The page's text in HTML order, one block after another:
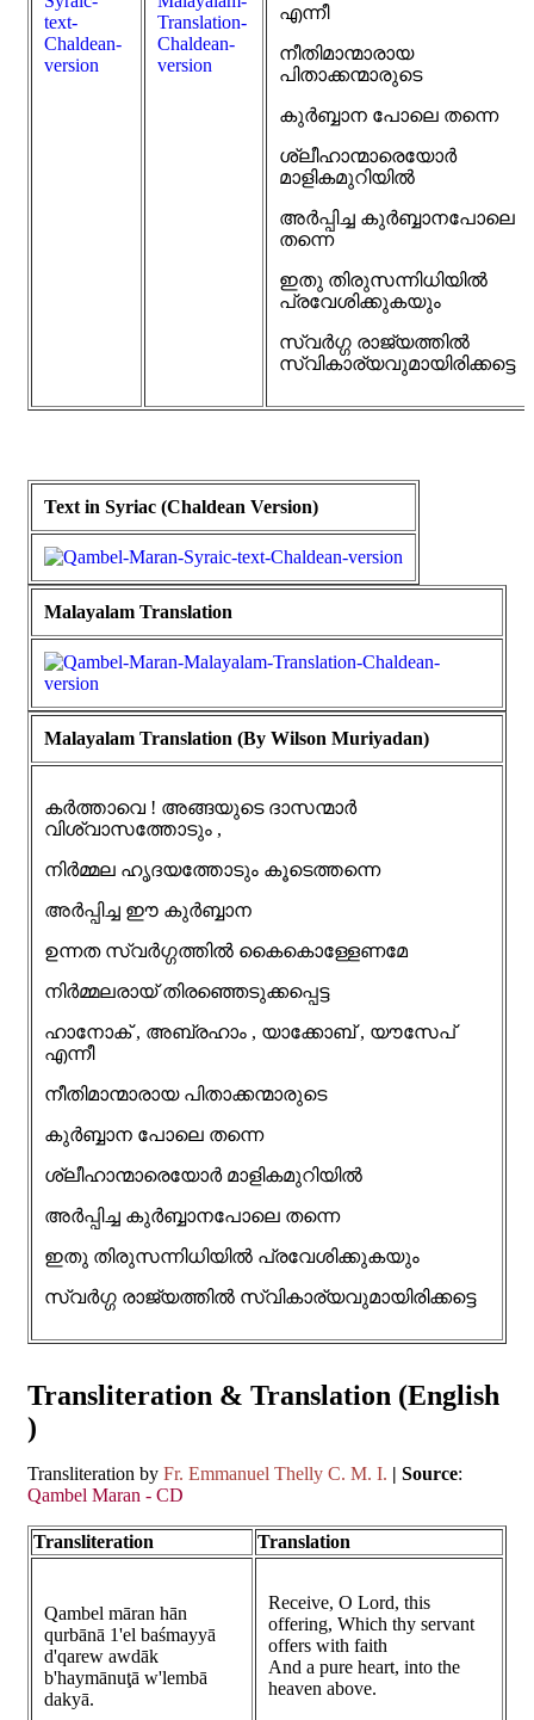
എന്നീ
നീതിമാന്മാരായ
പിതാക്കന്മാരുടെ
കുർബ്ബാന പോലെ തന്നെ
ശ്ലീഹാന്മാരെയോർ
മാളികമുറിയിൽ
അർപ്പിച്ച കുർബ്ബാനപോലെ
തന്നെ
ഇതു തിരുസന്നിധിയിൽ
പ്രവേശിക്കുകയും
സ്വർഗ്ഗ രാജ്യത്തിൽ
സ്വികാര്യവുമായിരിക്കട്ടെ
Text in Syriac (Chaldean Version)
Malayalam Translation
Malayalam Translation (By Wilson Muriyadan)
കർത്താവെ ! അങ്ങയുടെ ദാസന്മാർ
വിശ്വാസത്തോടും ,
നിർമ്മല ഹൃദയത്തോടും കൂടെത്തന്നെ
അർപ്പിച്ച ഈ കുർബ്ബാന
ഉന്നത സ്വർഗ്ഗത്തിൽ കൈകൊള്ളേണമേ
നിർമ്മലരായ് തിരഞ്ഞെടുക്കപ്പെട്ട
ഹാനോക് , അബ്രഹാം , യാക്കോബ് , യൗസേപ്
എന്നീ
നീതിമാന്മാരായ പിതാക്കന്മാരുടെ
കുർബ്ബാന പോലെ തന്നെ
ശ്ലീഹാന്മാരെയോർ മാളികമുറിയിൽ
അർപ്പിച്ച കുർബ്ബാനപോലെ തന്നെ
ഇതു തിരുസന്നിധിയിൽ പ്രവേശിക്കുകയും
സ്വർഗ്ഗ രാജ്യത്തിൽ സ്വികാര്യവുമായിരിക്കട്ടെ
Transliteration & Translation (English
)
Transliteration by Fr. Emmanuel Thelly C. M. I. | Source:
Qambel Maran - CD
Transliteration Translation
Qambel māran hān
qurbānā 1'el baśmayyā
d'qarew awdāk
b'haymānuţā w'lembā
dakyā.
Receive, O Lord, this
offering, Which thy servant
offers with faith
And a pure heart, into the
heaven above.